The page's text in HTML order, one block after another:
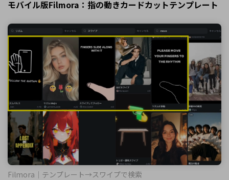
モバイル版Filmora：指の動きカードカットテンプレート
Filmora｜テンプレート→スワイプで検索